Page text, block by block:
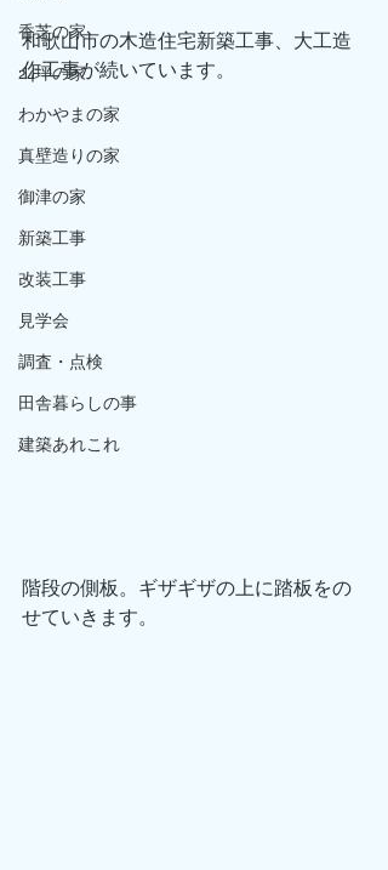
香芝の家
24坪の家
わかやまの家
真壁造りの家
御津の家
新築工事
改装工事
見学会
調査・点検
田舎暮らしの事
建築あれこれ
和歌山市の木造住宅新築工事、大工造
作工事が続いています。
階段の側板。ギザギザの上に踏板をの
せていきます。